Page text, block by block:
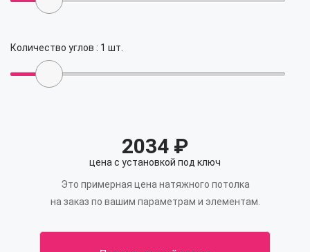
Количество углов : 1 шт.
2034 ₽
цена с установкой под ключ
Это примерная цена натяжного потолка
на заказ по вашим параметрам и элементам.